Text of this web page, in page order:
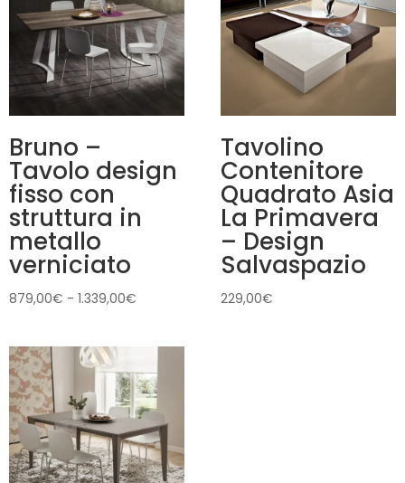
Bruno –
Tavolo design
fisso con
struttura in
metallo
verniciato
879,00€ - 1.339,00€
879,00€
a
1.339,00€
Tavolino
Contenitore
Quadrato Asia
La Primavera
– Design
Salvaspazio
229,00€